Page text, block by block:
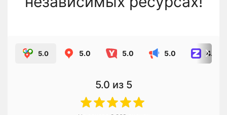
5.0 5.0 5.0 5.0 4.8
5.0 из 5